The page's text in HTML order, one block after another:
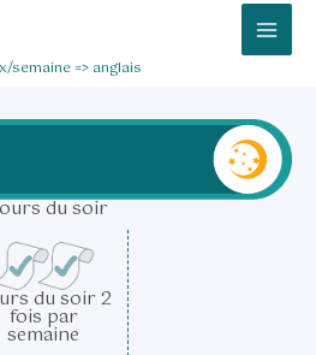
Main
semaine => anglais
du soir
du soir 2
fois par
semaine